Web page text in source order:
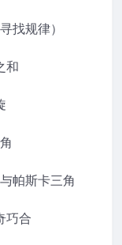
找规律）
和
帕斯卡三角
巧合